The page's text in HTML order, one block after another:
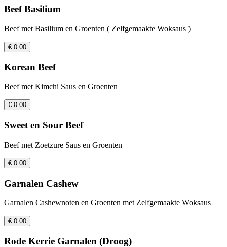
Beef Basilium
Beef met Basilium en Groenten ( Zelfgemaakte Woksaus )
€ 0.00
Korean Beef
Beef met Kimchi Saus en Groenten
€ 0.00
Sweet en Sour Beef
Beef met Zoetzure Saus en Groenten
€ 0.00
Garnalen Cashew
Garnalen Cashewnoten en Groenten met Zelfgemaakte Woksaus
€ 0.00
Rode Kerrie Garnalen (Droog)